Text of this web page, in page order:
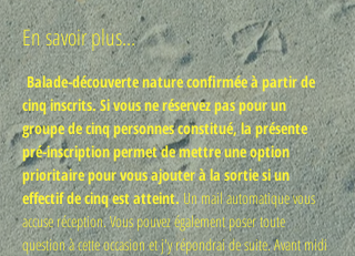
En savoir plus...
Balade-découverte nature confirmée à partir de
cinq inscrits. Si vous ne réservez pas pour un
groupe de cinq personnes constitué, la présente
pré-inscription permet de mettre une option
prioritaire pour vous ajouter à la sortie si un
effectif de cinq est atteint. Un mail automatique vous
accuse réception. Vous pouvez également poser toute
question à cette occasion et j'y répondrai de suite. Avant midi